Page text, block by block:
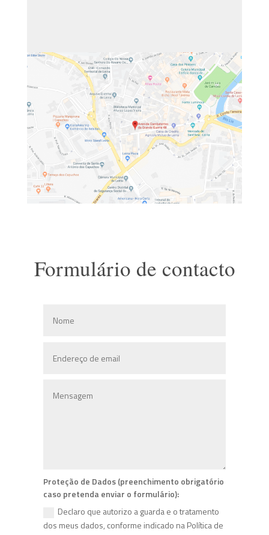
Formulário de contacto
Proteção de Dados (preenchimento obrigatório
caso pretenda enviar o formulário):
Declaro que autorizo a guarda e o tratamento
dos meus dados, conforme indicado na Política de